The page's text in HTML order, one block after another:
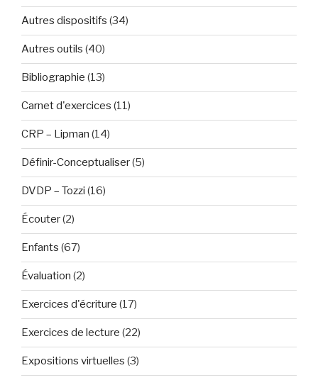
Autres dispositifs (34)
Autres outils (40)
Bibliographie (13)
Carnet d'exercices (11)
CRP – Lipman (14)
Définir-Conceptualiser(5)
DVDP – Tozzi (16)
Écouter(2)
Enfants (67)
Évaluation (2)
Exercices d'écriture (17)
Exercices de lecture (22)
Expositions virtuelles (3)